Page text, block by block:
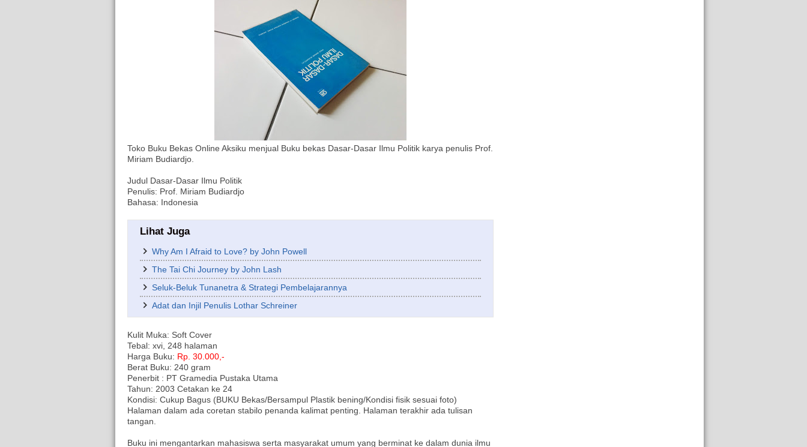
Toko Buku Bekas Online Aksiku menjual Buku bekas Dasar-Dasar Ilmu Politik karya penulis Prof.
Miriam Budiardjo.
Judul Dasar-Dasar Ilmu Politik
Penulis: Prof. Miriam Budiardjo
Bahasa: Indonesia
Lihat Juga
Why Am I Afraid to Love? by John Powell
The Tai Chi Journey by John Lash
Seluk-Beluk Tunanetra & Strategi Pembelajarannya
Adat dan Injil Penulis Lothar Schreiner
Kulit Muka: Soft Cover
Tebal: xvi, 248 halaman
Harga Buku: Rp. 30.000,-
Berat Buku: 240 gram
Penerbit : PT Gramedia Pustaka Utama
Tahun: 2003 Cetakan ke 24
Kondisi: Cukup Bagus (BUKU Bekas/Bersampul Plastik bening/Kondisi fisik sesuai foto)
Halaman dalam ada coretan stabilo penanda kalimat penting. Halaman terakhir ada tulisan
tangan.
Buku ini mengantarkan mahasiswa serta masyarakat umum yang berminat ke dalam dunia ilmu